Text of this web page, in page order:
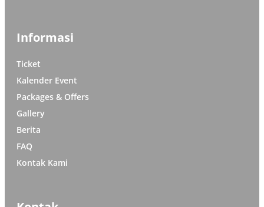
Informasi
Ticket
Kalender Event
Packages & Offers
Gallery
Berita
FAQ
Kontak Kami